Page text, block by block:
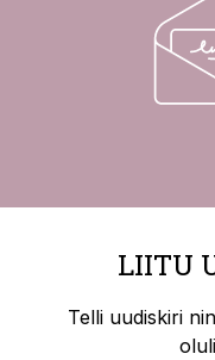
LIITU
Telli uudiskiri